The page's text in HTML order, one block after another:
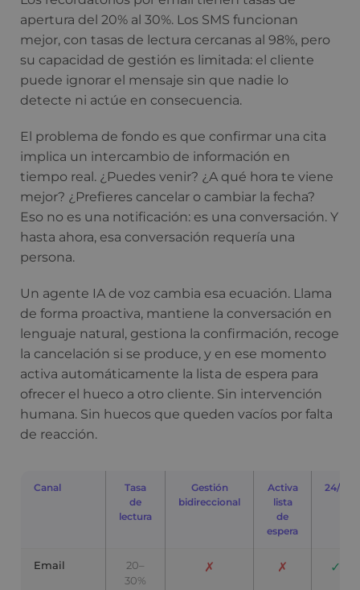
apertura del 20% al 30%. Los SMS funcionan
mejor, con tasas de lectura cercanas al 98%, pero
su capacidad de gestión es limitada: el cliente
puede ignorar el mensaje sin que nadie lo
detecte ni actúe en consecuencia.
El problema de fondo es que confirmar una cita
implica un intercambio de información en
tiempo real. ¿Puedes venir? ¿A qué hora te viene
mejor? ¿Prefieres cancelar o cambiar la fecha?
Eso no es una notificación: es una conversación. Y
hasta ahora, esa conversación requería una
persona.
Un agente IA de voz cambia esa ecuación. Llama
de forma proactiva, mantiene la conversación en
lenguaje natural, gestiona la confirmación, recoge
la cancelación si se produce, y en ese momento
activa automáticamente la lista de espera para
ofrecer el hueco a otro cliente. Sin intervención
humana. Sin huecos que queden vacíos por falta
de reacción.
Canal
Tasa
de
lectura
Gestión
bidireccional
Activa
lista
de
espera
24/7
Email
20–
30%
✗ ✗ ✓